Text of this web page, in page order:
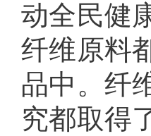
动全民健
纤维原料
品中。纤
究都取得